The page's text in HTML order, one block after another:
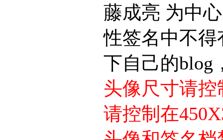
藤成亮 为中
性签名中不
下自己的blog
头像尺寸请控
请控制在